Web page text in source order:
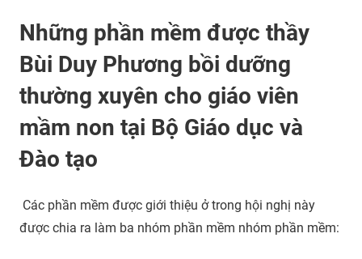
Những phần mềm được thầy
Bùi Duy Phương bồi dưỡng
thường xuyên cho giáo viên
mầm non tại Bộ Giáo dục và
Đào tạo
Các phần mềm được giới thiệu ở trong hội nghị này
được chia ra làm ba nhóm phần mềm nhóm phần mềm: